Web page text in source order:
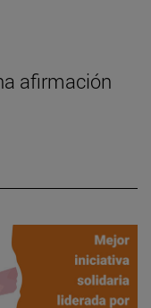
afirmación